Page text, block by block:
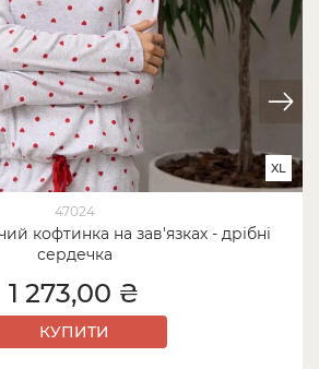
47024
кофтинка на зав'язках - дрібні
сердечка
XL
1 273,00 ₴
КУПИТИ